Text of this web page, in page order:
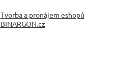
Tvorba a pronájem eshopů
BINARGON.cz